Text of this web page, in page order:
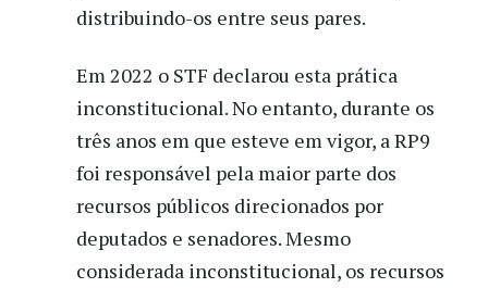
distribuindo-os entre seus pares.
Em 2022 o STF declarou esta prática
inconstitucional. No entanto, durante os
três anos em que esteve em vigor, a RP9
foi responsável pela maior parte dos
recursos públicos direcionados por
deputados e senadores. Mesmo
considerada inconstitucional, os recursos